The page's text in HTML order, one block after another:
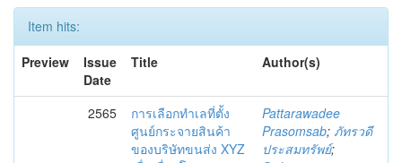
Item hits:
Preview
Issue
Date
Title Author(s)
2565
การเลือกทำเลที่ตั้ง
ศูนย์กระจายสินค้า
ของบริษัทขนส่ง XYZ
Pattarawadee
Prasomsab; ภัทรวดี
ประสมทรัพย์;